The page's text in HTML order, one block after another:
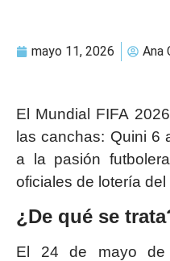
mayo 11, 2026 Ana
El Mundial FIFA
las canchas: Quini 6
a la pasión
oficiales de lotería del
¿De qué se
El 24 de mayo de